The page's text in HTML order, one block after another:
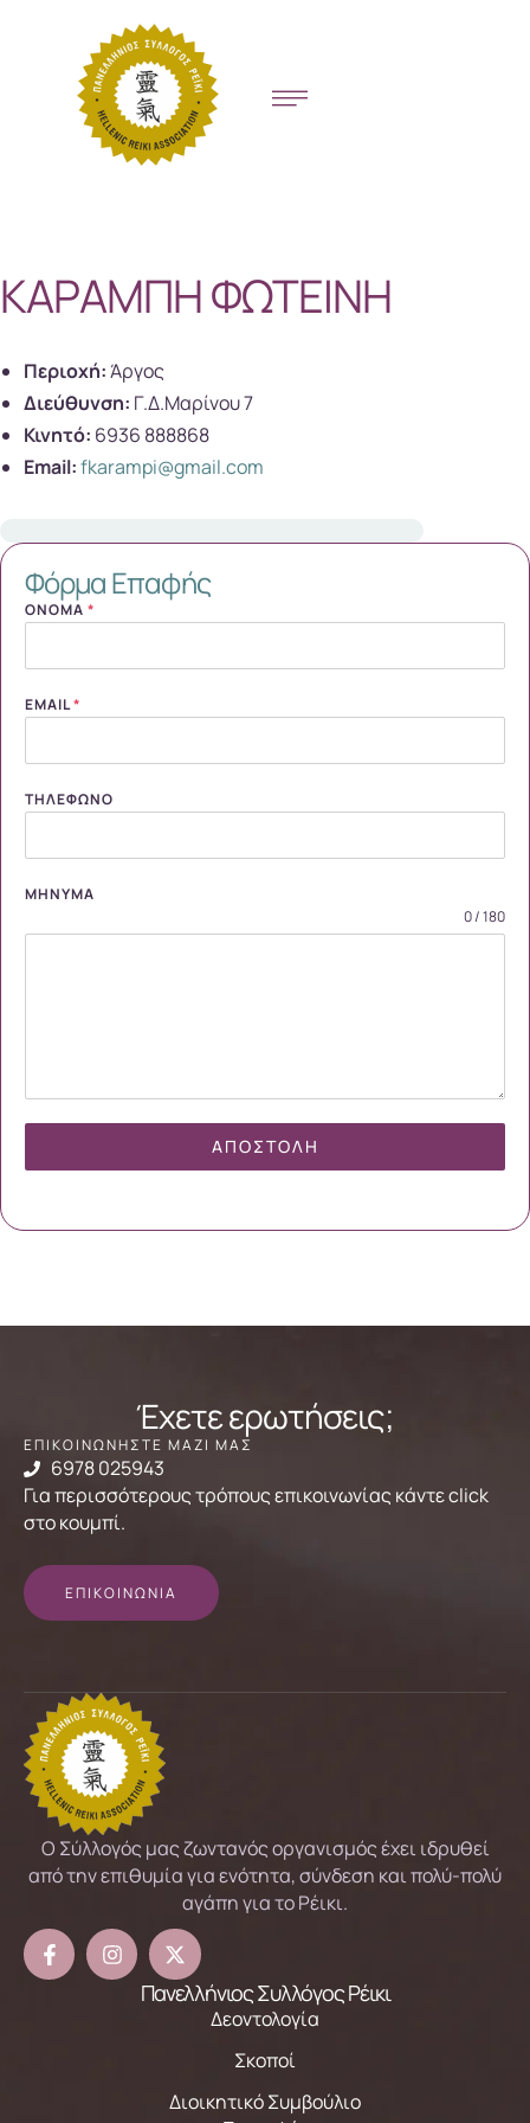
ΚΑΡΑΜΠΗ ΦΩΤΕΙΝΗ
Περιοχή:Άργος
Διεύθυνση: Γ.Δ.Μαρίνου 7
Κινητό: 6936 888868
Email:fkarampi@gmail.com
Φόρμα Επαφής
ΌΝΟΜΑ *
EMAIL*
ΤΗΛΈΦΩΝΟ
ΜΉΝΥΜΑ
0 / 180
ΑΠΟΣΤΟΛΉ
Έχετε ερωτήσεις;
ΕΠΙΚΟΙΝΩΝΗΣΤΕ ΜΑΖΙ ΜΑΣ
6978 025943
Για περισσότερους τρόπους επικοινωνίας κάντε click
στο κουμπί.
ΕΠΙΚΟΙΝΩΝΙΑ
Ο Σύλλογός μας ζωντανός οργανισμός έχει ιδρυθεί
από την επιθυμία για ενότητα, σύνδεση και πολύ-πολύ
αγάπη για το Ρέικι.
Πανελλήνιος Συλλόγος Ρέικι
Δεοντολογία
Σκοποί
Διοικητικό Συμβούλιο